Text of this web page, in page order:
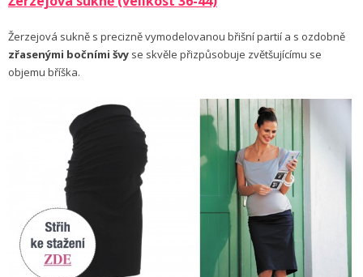
Žerzejová sukně s precizně vymodelovanou břišní partií a s ozdobně
zřasenými bočními švy se skvěle přizpůsobuje zvětšujícímu se
objemu bříška.